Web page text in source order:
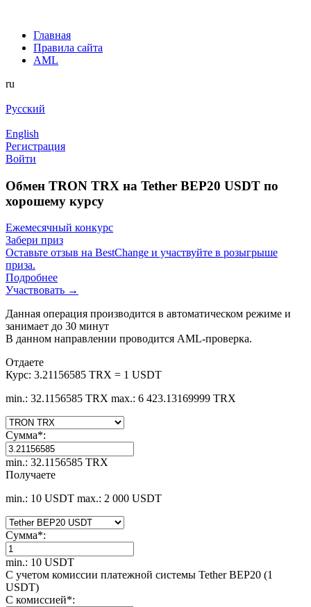
Главная
Правила сайта
AML
ru
Русский
English
Регистрация
Войти
Обмен TRON TRX на Tether BEP20 USDT по
хорошему курсу
Ежемесячный конкурс
Забери приз
Оставьте отзыв на BestChange и участвуйте в розыгрыше
приза.
Подробнее
Участвовать →
Данная операция производится в автоматическом режиме и
занимает до 30 минут
В данном направлении проводится AML-проверка.
Отдаете
Курс: 3.21156585 TRX = 1 USDT
min.: 32.1156585 TRX max.: 6 423.13169999 TRX
Сумма*:
min.: 32.1156585 TRX
Получаете
min.: 10 USDT max.: 2 000 USDT
Сумма*:
min.: 10 USDT
С учетом комиссии платежной системы Tether BEP20 (1
USDT)
С комиссией*: